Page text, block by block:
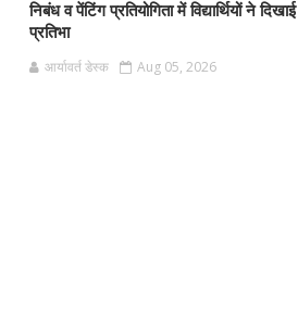
निबंध व पेंटिंग प्रतियोगिता में विद्यार्थियों ने दिखाई
प्रतिभा
आर्यावर्त डेस्क Aug 05, 2026